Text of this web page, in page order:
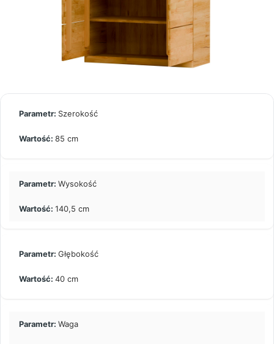
Szerokość
85 cm
Wysokość
140,5 cm
Głębokość
40 cm
Waga